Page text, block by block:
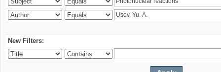
New Filters: